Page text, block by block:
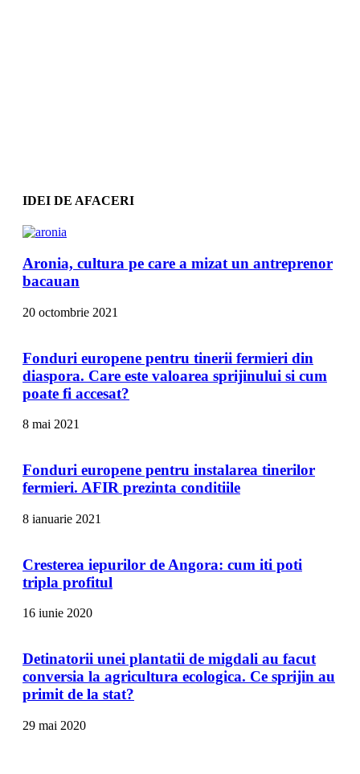
IDEI DE AFACERI
Aronia, cultura pe care a mizat un antreprenor
bacauan
20 octombrie 2021
Fonduri europene pentru tinerii fermieri din
diaspora. Care este valoarea sprijinului si cum
poate fi accesat?
8 mai 2021
Fonduri europene pentru instalarea tinerilor
fermieri. AFIR prezinta conditiile
8 ianuarie 2021
Cresterea iepurilor de Angora: cum iti poti
tripla profitul
16 iunie 2020
Detinatorii unei plantatii de migdali au facut
conversia la agricultura ecologica. Ce sprijin au
primit de la stat?
29 mai 2020